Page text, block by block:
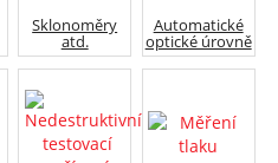
Sklonoměry
atd.
Automatické
optické úrovně